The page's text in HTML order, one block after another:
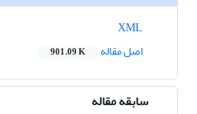
اصل مقاله
901.09 K
سابقه مقاله